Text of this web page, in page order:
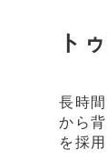
ト
長時
から
を採